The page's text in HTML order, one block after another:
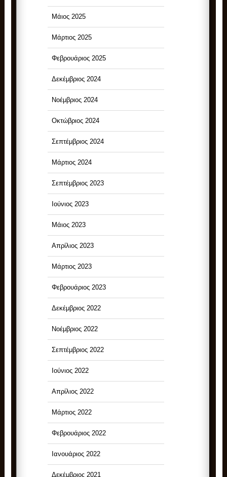
Μάιος 2025
Μάρτιος 2025
Φεβρουάριος 2025
Δεκέμβριος 2024
Νοέμβριος 2024
Οκτώβριος 2024
Σεπτέμβριος 2024
Μάρτιος 2024
Σεπτέμβριος 2023
Ιούνιος 2023
Μάιος 2023
Απρίλιος 2023
Μάρτιος 2023
Φεβρουάριος 2023
Δεκέμβριος 2022
Νοέμβριος 2022
Σεπτέμβριος 2022
Ιούνιος 2022
Απρίλιος 2022
Μάρτιος 2022
Φεβρουάριος 2022
Ιανουάριος 2022
Δεκέμβριος 2021